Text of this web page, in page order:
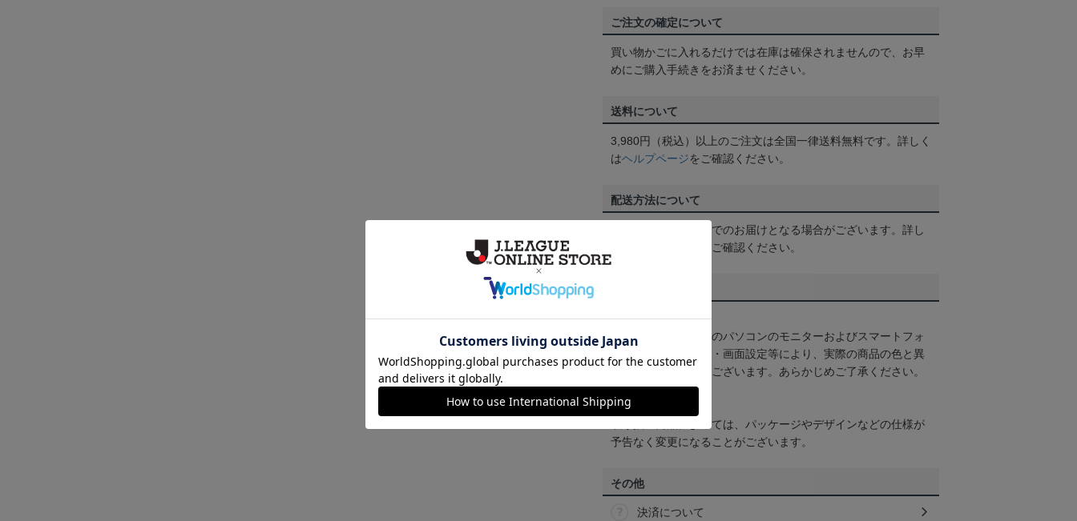
ご注文の確定について
買い物かごに入れるだけでは在庫は確保されませんので、お早
めにご購入手続きをお済ませください。
送料について
3,980円（税込）以上のご注文は全国一律送料無料です。詳しく
はヘルプページをご確認ください。
配送方法について
一部商品はメール便でのお届けとなる場合がございます。詳し
をご確認ください。
【カラーについて】
商品画像は、お使いのパソコンのモニターおよびスマートフォ
ンのメーカー・機種・画面設定等により、実際の商品の色と異
なって見える場合がございます。あらかじめご了承ください。
【仕様について】
取り扱い商品によっては、パッケージやデザインなどの仕様が
予告なく変更になることがございます。
その他
決済について